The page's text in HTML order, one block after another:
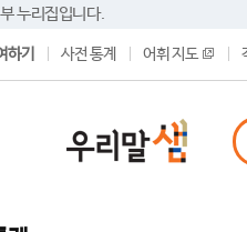
누리집입니다.
하기 사전 통계 어휘 지도